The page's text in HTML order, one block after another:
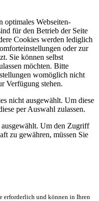
optimales Webseiten-
für den Betrieb der Seite
Cookies werden lediglich
oder zur
Sie können selbst
möchten. Bitte
womöglich nicht
Verfügung stehen.
nicht ausgewählt. Um diese
per Auswahl zulassen.
Um den Zugriff
zu gewähren, müssen Sie
erforderlich und können in Ihren